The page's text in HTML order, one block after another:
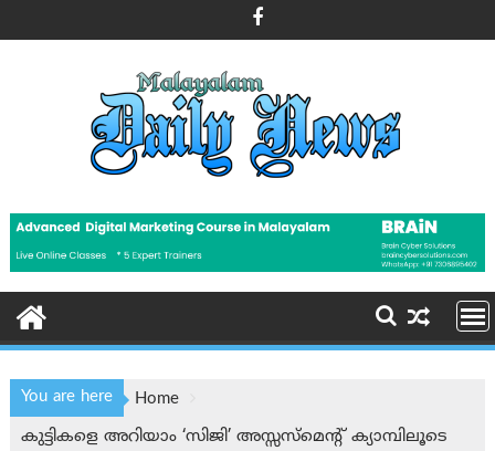
to
You are here
Home
കുട്ടികളെ അറിയാം ‘സിജി’ അസ്സസ്മെന്റ്‌ ക്യാമ്പിലൂടെ